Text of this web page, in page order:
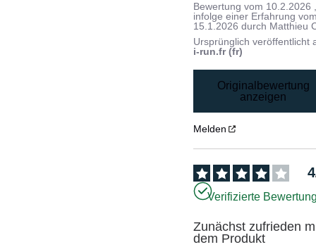
Bewertung vom 10.2.2026
infolge einer Erfahrung
15.1.2026 durch Matthieu
Ursprünglich veröffentlicht
i-run.fr (fr)
Originalbewertung
anzeigen
Melden
4
Verifizierte
Zunächst zufrieden
dem Produkt